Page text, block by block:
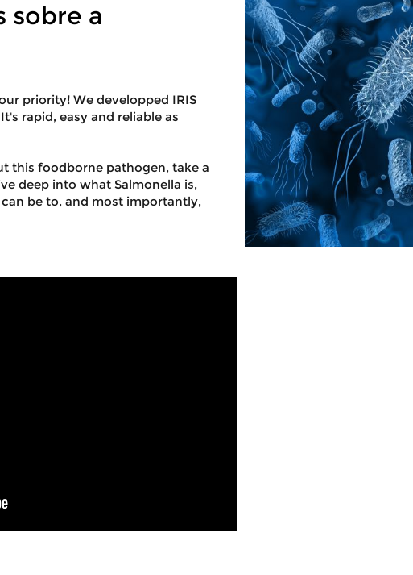
sobre a
priority! We developped IRIS
rapid, easy and reliable as
this foodborne pathogen, take a
deep into what Salmonella is,
be to, and most importantly,